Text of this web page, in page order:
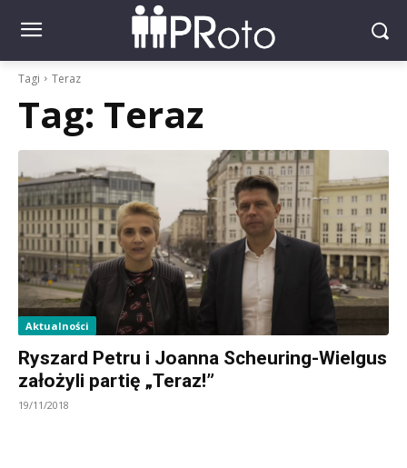
Tagi Teraz
Tag: Teraz
Aktualności
Ryszard Petru i Joanna Scheuring-Wielgus
założyli partię „Teraz!”
19/11/2018